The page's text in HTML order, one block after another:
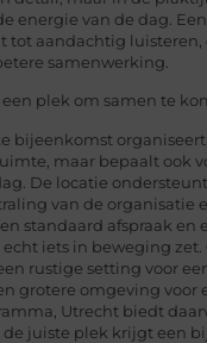
energie van de dag.
tot aandachtig luisteren,
samenwerking.
plek om samen te
bijeenkomst
maar bepaalt ook
De locatie
van de organisatie
standaard afspraak en
iets in beweging zet.
rustige setting voor
grotere omgeving voor
Utrecht biedt
de juiste plek krijgt een